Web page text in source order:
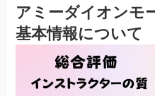
アミーダイオンモ
基本情報について